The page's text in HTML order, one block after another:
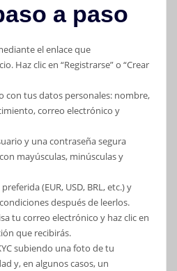
a paso
el enlace que
Haz clic en “Registrarse” o “Crear
con tus datos personales: nombre,
correo electrónico y
y una contraseña segura
mayúsculas, minúsculas y
(EUR, USD, BRL, etc.) y
después de leerlos.
tu correo electrónico y haz clic en
que recibirás.
subiendo una foto de tu
y, en algunos casos, un